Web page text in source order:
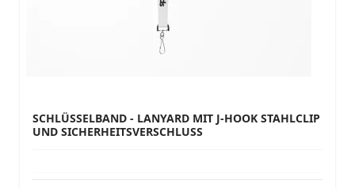
SCHLÜSSELBAND - LANYARD MIT J-HOOK STAHLCLIP
UND SICHERHEITSVERSCHLUSS